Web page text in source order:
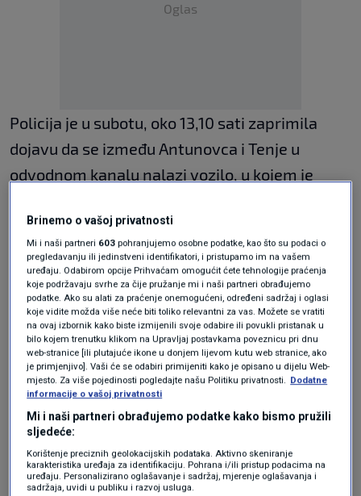
Oglas
Policija je u subotu, oko 13,10 sati zaprimila
dojavu da se između Antunovca i Tenje u
odvodnom kanalu nalazi vozilo, u kojem je
Očevidom na mjestu prometne nesreće
utvrđeno je da je 42-godišnji vozač osobnog
automobila, zbog neprilagođene brzine
kretanja vozila sletio s kolnika u odvodni kanal.
Od siline udara vozač, koji nije bio vezan
sigurnosnim pojasom, poginuo je na mjestu
nesreće.
Tijelo 42-godišnjeg vozača je po nalogu
osječkog Općinskog državnog odvjetništva u
Osijeku prevezeno u osječki Klinički bolnički
Brinemo o vašoj privatnosti
Mi i naši partneri 603 pohranjujemo osobne podatke, kao što su podaci o
pregledavanju ili jedinstveni identifikatori, i pristupamo im na vašem
uređaju. Odabirom opcije Prihvaćam omogućit ćete tehnologije praćenja
koje podržavaju svrhe za čije pružanje mi i naši partneri obrađujemo
podatke. Ako su alati za praćenje onemogućeni, određeni sadržaj i oglasi
koje vidite možda više neće biti toliko relevantni za vas. Možete se vratiti
na ovaj izbornik kako biste izmijenili svoje odabire ili povukli pristanak u
bilo kojem trenutku klikom na Upravljaj postavkama poveznicu pri dnu
web-stranice [ili plutajuće ikone u donjem lijevom kutu web stranice, ako
je primjenjivo]. Vaši će se odabiri primijeniti kako je opisano u dijelu Web-
mjesto. Za više pojedinosti pogledajte našu Politiku privatnosti. Dodatne
informacije o vašoj privatnosti
Mi i naši partneri obrađujemo podatke kako bismo pružili
sljedeće:
Korištenje preciznih geolokacijskih podataka. Aktivno skeniranje
karakteristika uređaja za identifikaciju. Pohrana i/ili pristup podacima na
uređaju. Personalizirano oglašavanje i sadržaj, mjerenje oglašavanja i
sadržaja, uvidi u publiku i razvoj usluga.